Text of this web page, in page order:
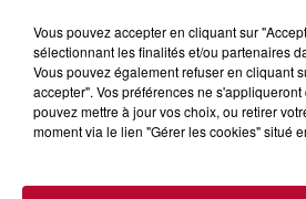
6 août 2026
NÎMES : « LE RÊVE DU
LES ARÈNES CES 3...
Après un franc succès l'été dernier, le
du gladiateur » revient illuminer
Vous pouvez accepter en cliquant sur
sélectionnant les finalités et/ou partenaires
Vous pouvez également refuser en cliquant
accepter". Vos préférences ne
pouvez mettre à jour vos choix, ou retirer
moment via le lien "Gérer les cookies" situé